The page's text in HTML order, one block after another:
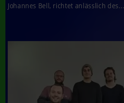
Johannes Bell, richtet anlässlich des...